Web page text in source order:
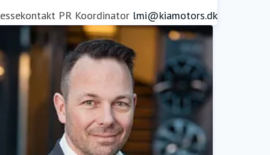
PR Koordinator lmi@kiamotors.dk